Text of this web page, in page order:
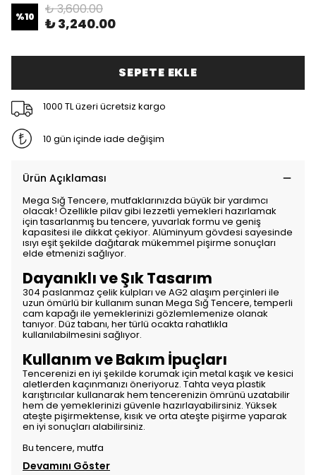
%10 ₺ 3,600.00
₺ 3,240.00
SEPETE EKLE
1000 TL üzeri ücretsiz kargo
10 gün içinde iade değişim
Ürün Açıklaması
Mega Sığ Tencere, mutfaklarınızda büyük bir yardımcı
olacak! Özellikle pilav gibi lezzetli yemekleri hazırlamak
için tasarlanmış bu tencere, yuvarlak formu ve geniş
kapasitesi ile dikkat çekiyor. Alüminyum gövdesi sayesinde
ısıyı eşit şekilde dağıtarak mükemmel pişirme sonuçları
elde etmenizi sağlıyor.
Dayanıklı ve Şık Tasarım
304 paslanmaz çelik kulpları ve AG2 alaşım perçinleri ile
uzun ömürlü bir kullanım sunan Mega Sığ Tencere, temperli
cam kapağı ile yemeklerinizi gözlemlemenize olanak
tanıyor. Düz tabanı, her türlü ocakta rahatlıkla
kullanılabilmesini sağlıyor.
Kullanım ve Bakım İpuçları
Tencerenizi en iyi şekilde korumak için metal kaşık ve kesici
aletlerden kaçınmanızı öneriyoruz. Tahta veya plastik
karıştırıcılar kullanarak hem tencerenizin ömrünü uzatabilir
hem de yemeklerinizi güvenle hazırlayabilirsiniz. Yüksek
ateşte pişirmektense, kısık ve orta ateşte pişirme yaparak
en iyi sonuçları alabilirsiniz.
Bu tencere, mutfa
Devamını Göster